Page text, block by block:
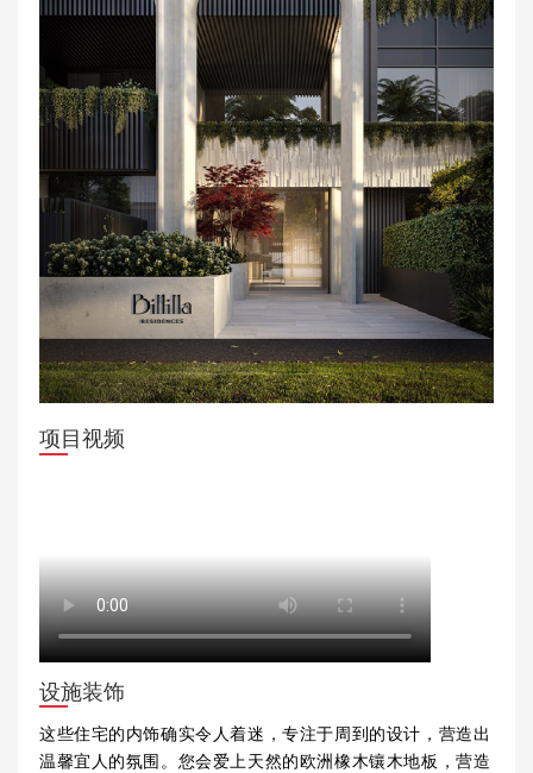
项目视频
设施装饰
这些住宅的内饰确实令人着迷，专注于周到的设计，营造出
温馨宜人的氛围。您会爱上天然的欧洲橡木镶木地板，营造